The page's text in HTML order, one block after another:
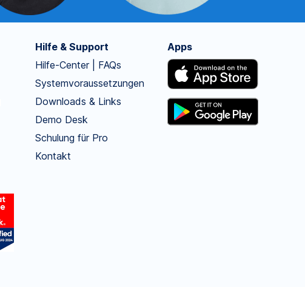
Hilfe & Support
Hilfe-Center | FAQs
Systemvoraussetzungen
Downloads & Links
Demo Desk
Schulung für Pro
Kontakt
Apps